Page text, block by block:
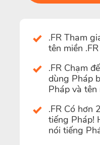
.FR Tham
tên miền
.FR Chạm
dùng Pháp
Pháp và tên
.FR Có hơn
tiếng Pháp!
nói tiếng